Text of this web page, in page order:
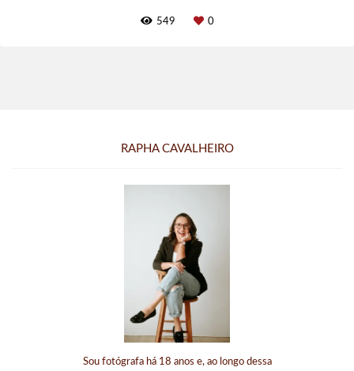
549 0
RAPHA CAVALHEIRO
Sou fotógrafa há 18 anos e, ao longo dessa